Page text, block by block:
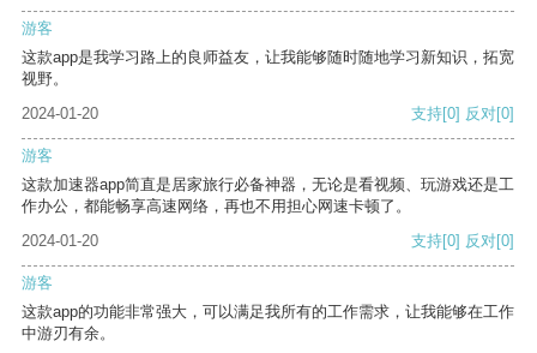
游客
这款app是我学习路上的良师益友，让我能够随时随地学习新知识，拓宽
视野。
2024-01-20
支持[0] 反对[0]
游客
这款加速器app简直是居家旅行必备神器，无论是看视频、玩游戏还是工
作办公，都能畅享高速网络，再也不用担心网速卡顿了。
2024-01-20
支持[0] 反对[0]
游客
这款app的功能非常强大，可以满足我所有的工作需求，让我能够在工作
中游刃有余。